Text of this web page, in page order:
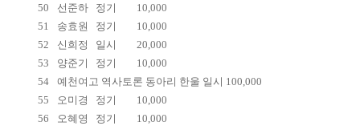
50
선준하 정기
10,000
51
송효원 정기
10,000
52
신희정 일시
20,000
53
양준기 정기
10,000
54
예천여고 역사토론 동아리 한울 일시 100,000
55
오미경 정기
10,000
56
오혜영 정기
10,000